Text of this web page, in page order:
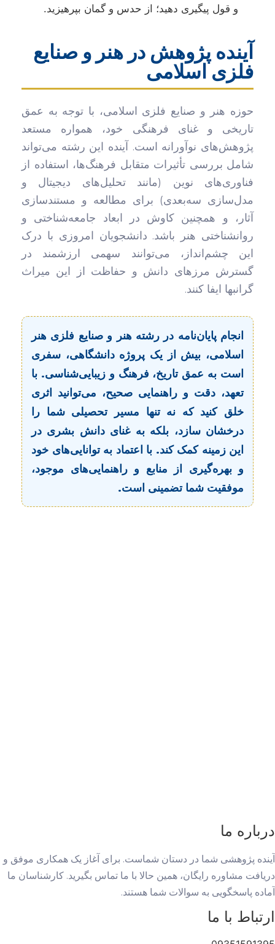
و قول پیگیری دهید؛ از حدس و گمان بپرهیزید.
آینده پژوهش در هنر و صنایع
فلزی اسلامی
حوزه هنر و صنایع فلزی اسلامی، با توجه به عمق
تاریخی و غنای فرهنگی خود، همواره مستعد
پژوهش‌های نوآورانه است. آینده این رشته می‌تواند
شامل بررسی تأثیرات متقابل فرهنگ‌ها، استفاده از
فناوری‌های نوین (مانند تحلیل‌های دیجیتال و
مدل‌سازی سه‌بعدی) برای مطالعه و مستندسازی
آثار، و همچنین کاوش در ابعاد جامعه‌شناختی و
روانشناختی هنر باشد. دانشجویان امروزی با درک
این چشم‌انداز، می‌توانند سهمی ارزشمند در
گسترش مرزهای دانش و حفاظت از این میراث
گرانبها ایفا کنند.
انجام پایان‌نامه در رشته هنر و صنایع فلزی هنر
اسلامی، بیش از یک پروژه دانشگاهی، سفری
است به عمق تاریخ، فرهنگ و زیبایی‌شناسی. با
تعهد، دقت و راهنمایی صحیح، می‌توانید اثری
خلق کنید که نه تنها مسیر تحصیلی شما را
درخشان سازد، بلکه به غنای دانش بشری در
این زمینه کمک کند. با اعتماد به توانایی‌های خود
و بهره‌گیری از منابع و راهنمایی‌های موجود،
موفقیت شما تضمینی است.
درباره ما
آینده پژوهشی شما در دستان شماست. برای آغاز یک همکاری موفق و
دریافت مشاوره رایگان، همین حالا با ما تماس بگیرید. کارشناسان ما
آماده پاسخگویی به سوالات شما هستند.
ارتباط با ما